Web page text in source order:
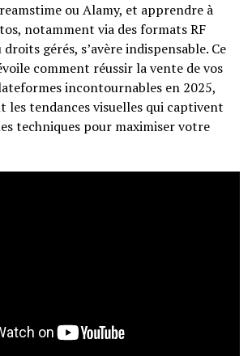
ou Alamy, et apprendre à
notamment via des formats RF
gérés, s’avère indispensable. Ce
comment réussir la vente de vos
incontournables en 2025,
tendances visuelles qui captivent
techniques pour maximiser votre